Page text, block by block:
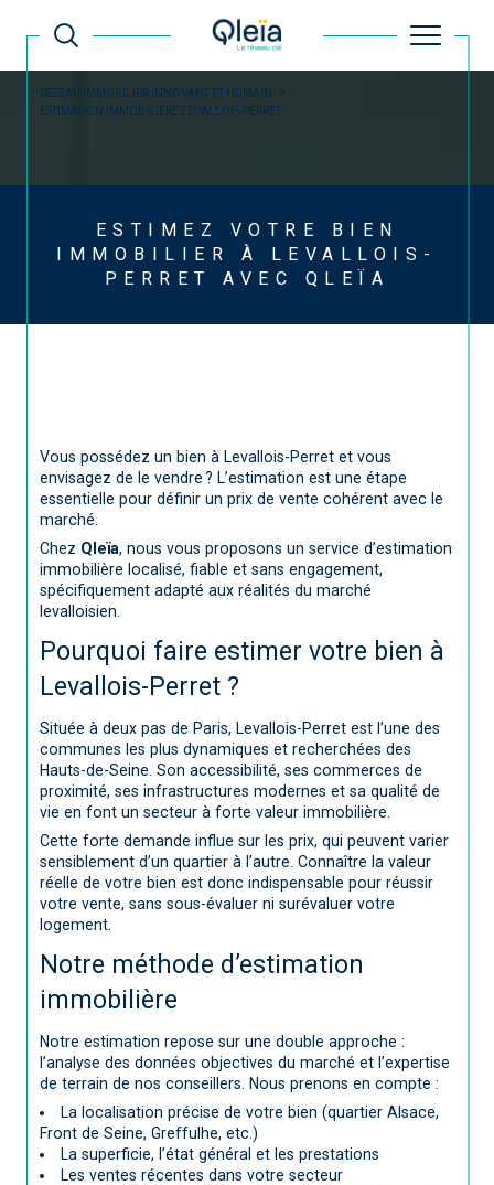
RÉSEAU IMMOBILIER INNOVANT ET HUMAIN
ESTIMATION IMMOBILIÈRE LEVALLOIS-PERRET
ESTIMEZ VOTRE BIEN
IMMOBILIER À LEVALLOIS-
PERRET AVEC QLEÏA
Vous possédez un bien à Levallois-Perret et vous
envisagez de le vendre ? L’estimation est une étape
essentielle pour définir un prix de vente cohérent avec le
marché.
Chez Qleïa, nous vous proposons un service d’estimation
immobilière localisé, fiable et sans engagement,
spécifiquement adapté aux réalités du marché
levalloisien.
Pourquoi faire estimer votre bien à
Levallois-Perret ?
Située à deux pas de Paris, Levallois-Perret est l’une des
communes les plus dynamiques et recherchées des
Hauts-de-Seine. Son accessibilité, ses commerces de
proximité, ses infrastructures modernes et sa qualité de
vie en font un secteur à forte valeur immobilière.
Cette forte demande influe sur les prix, qui peuvent varier
sensiblement d’un quartier à l’autre. Connaître la valeur
réelle de votre bien est donc indispensable pour réussir
votre vente, sans sous-évaluer ni surévaluer votre
logement.
Notre méthode d’estimation
immobilière
Notre estimation repose sur une double approche :
l’analyse des données objectives du marché et l’expertise
de terrain de nos conseillers. Nous prenons en compte :
La localisation précise de votre bien (quartier Alsace,
Front de Seine, Greffulhe, etc.)
La superficie, l’état général et les prestations
Les ventes récentes dans votre secteur